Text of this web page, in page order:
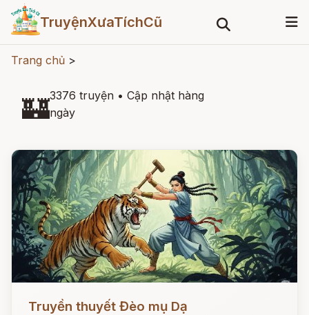
TruyệnXưaTíchCũ
Trang chủ >
🏰3376 truyện • Cập nhật hàng
ngày
Đọc ngay
Truyền thuyết Đèo mụ Dạ